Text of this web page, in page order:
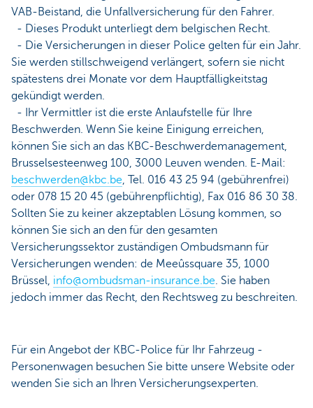
VAB-Beistand, die Unfallversicherung für den Fahrer.
- Dieses Produkt unterliegt dem belgischen Recht.
- Die Versicherungen in dieser Police gelten für ein Jahr.
Sie werden stillschweigend verlängert, sofern sie nicht
spätestens drei Monate vor dem Hauptfälligkeitstag
gekündigt werden.
- Ihr Vermittler ist die erste Anlaufstelle für Ihre
Beschwerden. Wenn Sie keine Einigung erreichen,
können Sie sich an das KBC-Beschwerdemanagement,
Brusselsesteenweg 100, 3000 Leuven wenden. E-Mail:
beschwerden@kbc.be, Tel. 016 43 25 94 (gebührenfrei)
oder 078 15 20 45 (gebührenpflichtig), Fax 016 86 30 38.
Sollten Sie zu keiner akzeptablen Lösung kommen, so
können Sie sich an den für den gesamten
Versicherungssektor zuständigen Ombudsmann für
Versicherungen wenden: de Meeûssquare 35, 1000
Brüssel, info@ombudsman-insurance.be. Sie haben
jedoch immer das Recht, den Rechtsweg zu beschreiten.
Für ein Angebot der KBC-Police für Ihr Fahrzeug -
Personenwagen besuchen Sie bitte unsere Website oder
wenden Sie sich an Ihren Versicherungsexperten.